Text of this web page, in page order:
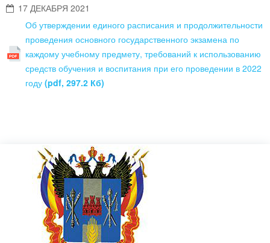
17 ДЕКАБРЯ 2021
Об утверждении единого расписания и продолжительности
проведения основного государственного экзамена по
каждому учебному предмету, требований к использованию
средств обучения и воспитания при его проведении в 2022
году (pdf, 297.2 Кб)